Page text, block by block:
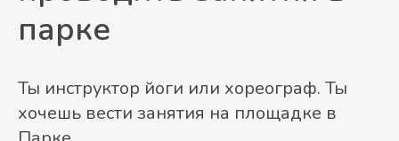
парке
Ты инструктор йоги или хореограф. Ты
хочешь вести занятия на площадке в